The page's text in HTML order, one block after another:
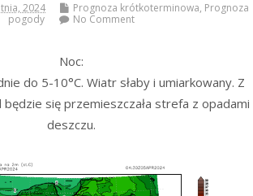
2024 Prognoza krótkoterminowa, Prognoza
pogody
No Comment
Noc:
do 5-10°C. Wiatr słaby i umiarkowany. Z
będzie się przemieszczała strefa z opadami
deszczu.